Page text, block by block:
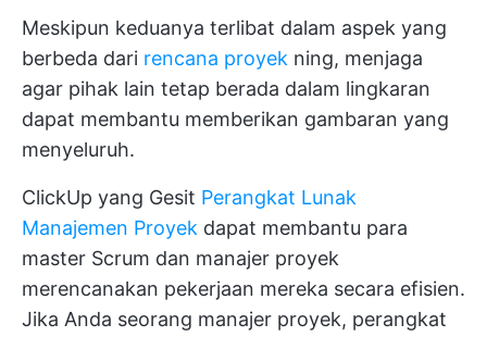
Meskipun keduanya terlibat dalam aspek yang
berbeda dari rencana proyek ning, menjaga
agar pihak lain tetap berada dalam lingkaran
dapat membantu memberikan gambaran yang
menyeluruh.
ClickUp yang Gesit Perangkat Lunak
Manajemen Proyek dapat membantu para
master Scrum dan manajer proyek
merencanakan pekerjaan mereka secara efisien.
Jika Anda seorang manajer proyek, perangkat